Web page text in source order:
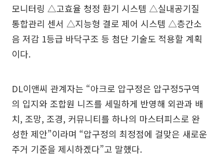
모니터링 △고효율 청정 환기 시스템 △실내공기질
통합관리 센서 △지능형 결로 제어 시스템 △층간소
음 저감 1등급 바닥구조 등 첨단 기술도 적용할 계획
이다.
DL이앤씨 관계자는 “아크로 압구정은 압구정5구역
의 입지와 조합원 니즈를 세밀하게 반영해 외관과 배
치, 조망, 조경, 커뮤니티를 하나의 마스터피스로 완
성한 제안”이라며 “압구정의 최정점에 걸맞은 새로운
주거 기준을 제시하겠다”고 말했다.